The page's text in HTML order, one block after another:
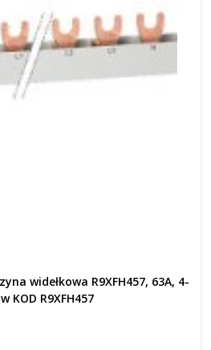
widełkowa R9XFH457, 63A, 4-
KOD R9XFH457